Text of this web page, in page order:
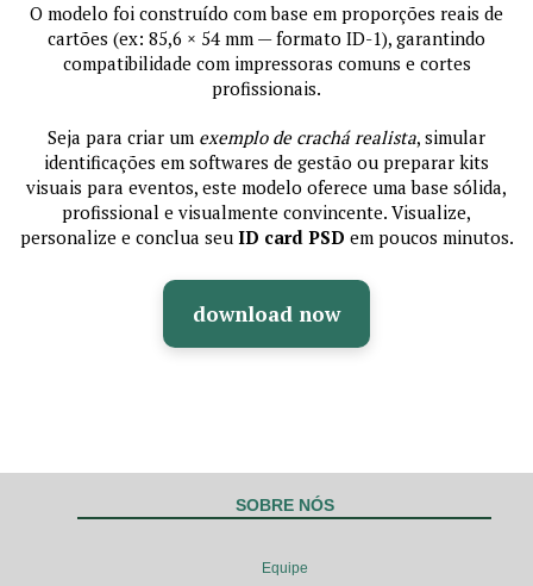
O modelo foi construído com base em proporções reais de
cartões (ex: 85,6 × 54 mm — formato ID-1), garantindo
compatibilidade com impressoras comuns e cortes
profissionais.
Seja para criar um exemplo de crachá realista, simular
identificações em softwares de gestão ou preparar kits
visuais para eventos, este modelo oferece uma base sólida,
profissional e visualmente convincente. Visualize,
personalize e conclua seu ID card PSD em poucos minutos.
download now
SOBRE NÓS
Equipe